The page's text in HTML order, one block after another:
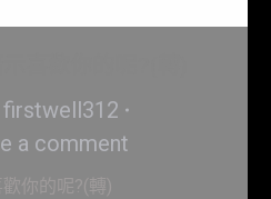
firstwell312
a comment
你的呢?(轉)